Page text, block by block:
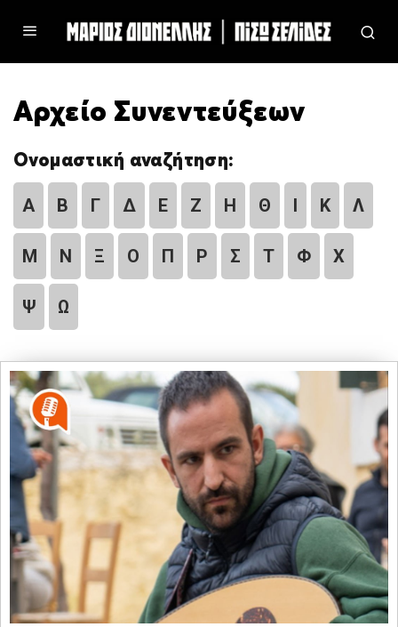
Αρχείο Συνεντεύξεων
Ονομαστική αναζήτηση:
Α Β Γ Δ Ε Ζ Η Θ Ι Κ Λ
Μ Ν Ξ Ο Π Ρ Σ Τ Φ Χ
Ψ Ω